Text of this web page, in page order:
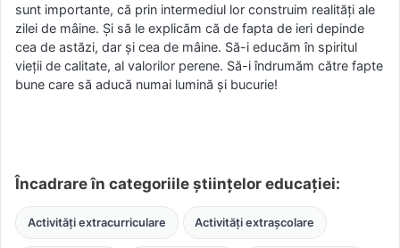
sunt importante, că prin intermediul lor construim realități ale
zilei de mâine. Și să le explicăm că de fapta de ieri depinde
cea de astăzi, dar și cea de mâine. Să-i educăm în spiritul
vieții de calitate, al valorilor perene. Să-i îndrumăm către fapte
bune care să aducă numai lumină și bucurie!
Încadrare în categoriile științelor educației:
Activități extracurriculare Activități extrașcolare